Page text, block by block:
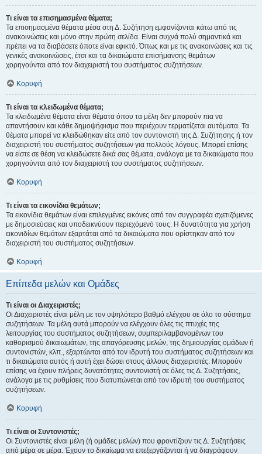
Τι είναι τα επισημασμένα θέματα;
Τα επισημασμένα θέματα μέσα στη Δ. Συζήτηση εμφανίζονται κάτω από τις
ανακοινώσεις και μόνο στην πρώτη σελίδα. Είναι συχνά πολύ σημαντικά και
πρέπει να τα διαβάσετε όποτε είναι εφικτό. Όπως και με τις ανακοινώσεις και τις
γενικές ανακοινώσεις, έτσι και τα δικαιώματα επισήμανσης θεμάτων
χορηγούνται από τον διαχειριστή του συστήματος συζητήσεων.
Κορυφή
Τι είναι τα κλειδωμένα θέματα;
Τα κλειδωμένα θέματα είναι θέματα όπου τα μέλη δεν μπορούν πια να
απαντήσουν και κάθε δημοψήφισμα που περιέχουν τερματίζεται αυτόματα. Τα
θέματα μπορεί να κλειδώθηκαν είτε από τον συντονιστή της Δ. Συζήτησης ή τον
διαχειριστή του συστήματος συζητήσεων για πολλούς λόγους. Μπορεί επίσης
να είστε σε θέση να κλειδώσετε δικά σας θέματα, ανάλογα με τα δικαιώματα που
χορηγούνται από τον διαχειριστή του συστήματος συζητήσεων.
Κορυφή
Τι είναι τα εικονίδια θεμάτων;
Τα εικονίδια θεμάτων είναι επιλεγμένες εικόνες από τον συγγραφέα σχετιζόμενες
με δημοσιεύσεις και υποδεικνύουν περιεχόμενό τους. Η δυνατότητα για χρήση
εικονιδίων θεμάτων εξαρτάται από τα δικαιώματα που ορίστηκαν από τον
διαχειριστή του συστήματος συζητήσεων.
Κορυφή
Επίπεδα μελών και Ομάδες
Τι είναι οι Διαχειριστές;
Οι Διαχειριστές είναι μέλη με τον υψηλότερο βαθμό ελέγχου σε όλο το σύστημα
συζητήσεων. Τα μέλη αυτά μπορούν να ελέγχουν όλες τις πτυχές της
λειτουργίας του συστήματος συζητήσεων, συμπεριλαμβανομένων του
καθορισμού δικαιωμάτων, της απαγόρευσης μελών, της δημιουργίας ομάδων ή
συντονιστών, κλπ., εξαρτώνται από τον ιδρυτή του συστήματος συζητήσεων και
τι δικαιώματα αυτός ή αυτή έχει δώσει στους άλλους διαχειριστές. Μπορούν
επίσης να έχουν πλήρεις δυνατότητες συντονιστή σε όλες τις Δ. Συζητήσεις,
ανάλογα με τις ρυθμίσεις που διατυπώνεται από τον ιδρυτή του συστήματος
συζητήσεων.
Κορυφή
Τι είναι οι Συντονιστές;
Οι Συντονιστές είναι μέλη (ή ομάδες μελών) που φροντίζουν τις Δ. Συζητήσεις
από μέρα σε μέρα. Έχουν το δικαίωμα να επεξεργάζονται ή να διαγράφουν